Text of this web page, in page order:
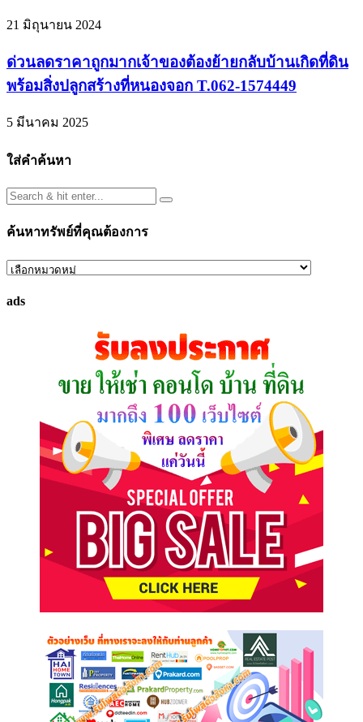
21 มิถุนายน 2024
ด่วนลดราคาถูกมากเจ้าของต้องย้ายกลับบ้านเกิดที่ดิน
พร้อมสิ่งปลูกสร้างที่หนองจอก T.062-1574449
5 มีนาคม 2025
ใส่คำค้นหา
ค้นหาทรัพย์ที่คุณต้องการ
ค้นหา
ที่
ads